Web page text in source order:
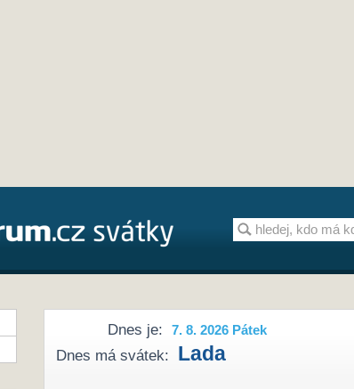
Dnes je: 7. 8. 2026 Pátek
Dnes má svátek: Lada